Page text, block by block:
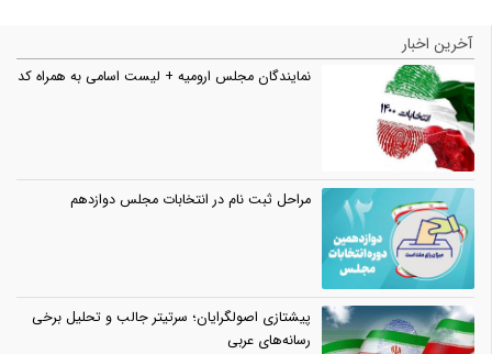
آخرین اخبار
نمایندگان مجلس ارومیه + لیست اسامی به همراه کد
مراحل ثبت نام در انتخابات مجلس دوازدهم
پیشتازی اصولگرایان؛ سرتیتر جالب و تحلیل برخی
رسانه‌های عربی